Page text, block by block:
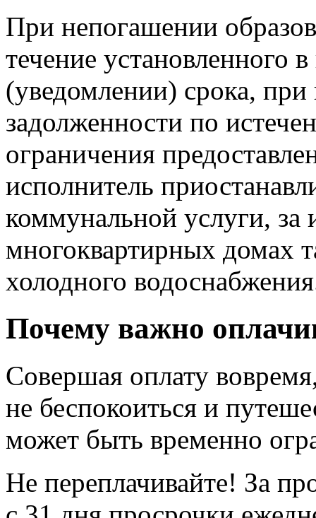
При непогашении
течение установленного
(уведомлении) срока,
задолженности по
ограничения
исполнитель
коммунальной услуги, за
многоквартирных домах
холодного
Почему важно
Совершая оплату
не беспокоиться и
может быть временно
Не переплачивайте! За